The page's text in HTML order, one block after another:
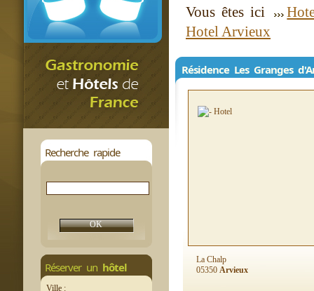
Recherche rapide
Réserver un hôtel
Ville :
Vous êtes ici
Hotel Arvieux
Résidence Les Granges
La Chalp
05350 Arvieux